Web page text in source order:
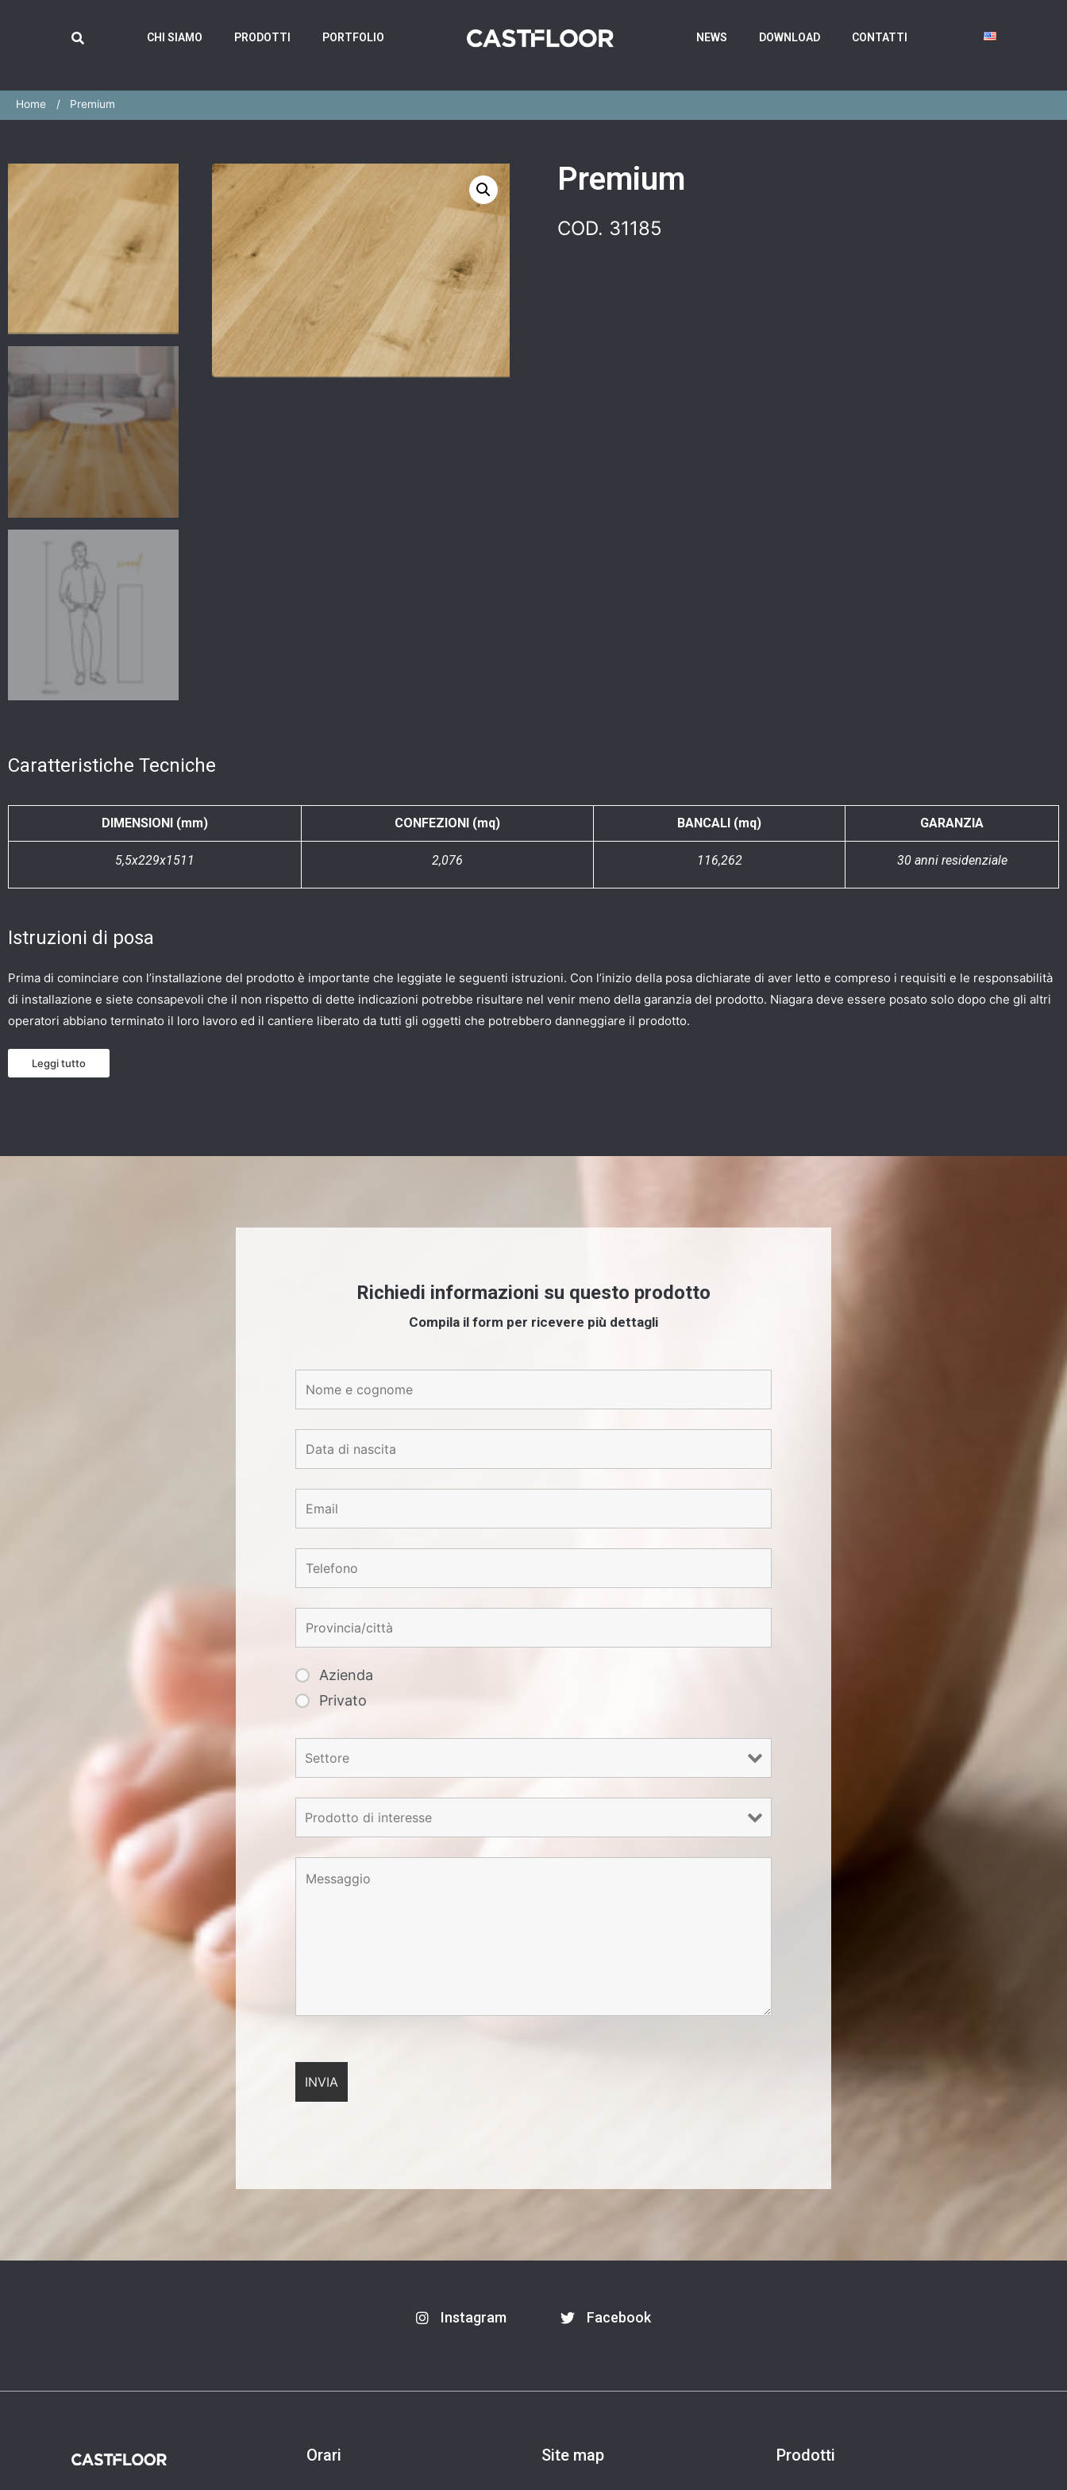
CHI SIAMO PRODOTTI PORTFOLIO NEWS DOWNLOAD CONTATTI
Home Premium
Premium
COD. 31185
Caratteristiche Tecniche
DIMENSIONI (mm)
5,5x229x1511
CONFEZIONI (mq)
2,076
BANCALI (mq)
116,262
GARANZIA
30 anni residenziale
Istruzioni di posa
Prima di cominciare con l’installazione del prodotto è importante che leggiate le seguenti istruzioni. Con l’inizio della posa dichiarate di aver letto e compreso i requisiti e le responsabilità
di installazione e siete consapevoli che il non rispetto di dette indicazioni potrebbe risultare nel venir meno della garanzia del prodotto. Niagara deve essere posato solo dopo che gli altri
operatori abbiano terminato il loro lavoro ed il cantiere liberato da tutti gli oggetti che potrebbero danneggiare il prodotto.
Leggi tutto
Richiedi informazioni su questo prodotto
Compila il form per ricevere più dettagli
Azienda
Privato
Instagram Facebook
Orari Site map Prodotti